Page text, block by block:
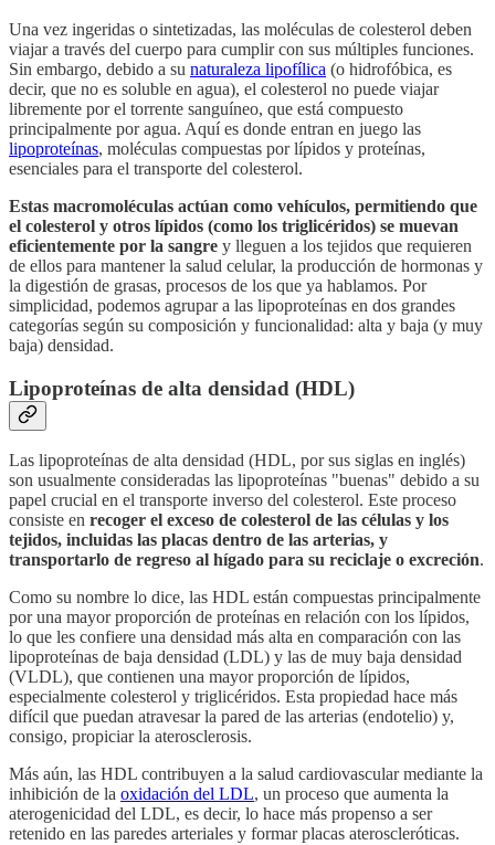
Una vez ingeridas o sintetizadas, las moléculas de colesterol deben
viajar a través del cuerpo para cumplir con sus múltiples funciones.
Sin embargo, debido a su naturaleza lipofílica (o hidrofóbica, es
decir, que no es soluble en agua), el colesterol no puede viajar
libremente por el torrente sanguíneo, que está compuesto
principalmente por agua. Aquí es donde entran en juego las
lipoproteínas, moléculas compuestas por lípidos y proteínas,
esenciales para el transporte del colesterol.
Estas macromoléculas actúan como vehículos, permitiendo que
el colesterol y otros lípidos (como los triglicéridos) se muevan
eficientemente por la sangre y lleguen a los tejidos que requieren
de ellos para mantener la salud celular, la producción de hormonas y
la digestión de grasas, procesos de los que ya hablamos. Por
simplicidad, podemos agrupar a las lipoproteínas en dos grandes
categorías según su composición y funcionalidad: alta y baja (y muy
baja) densidad.
Lipoproteínas de alta densidad (HDL)
Las lipoproteínas de alta densidad (HDL, por sus siglas en inglés)
son usualmente consideradas las lipoproteínas "buenas" debido a su
papel crucial en el transporte inverso del colesterol. Este proceso
consiste en recoger el exceso de colesterol de las células y los
tejidos, incluidas las placas dentro de las arterias, y
transportarlo de regreso al hígado para su reciclaje o excreción.
Como su nombre lo dice, las HDL están compuestas principalmente
por una mayor proporción de proteínas en relación con los lípidos,
lo que les confiere una densidad más alta en comparación con las
lipoproteínas de baja densidad (LDL) y las de muy baja densidad
(VLDL), que contienen una mayor proporción de lípidos,
especialmente colesterol y triglicéridos. Esta propiedad hace más
difícil que puedan atravesar la pared de las arterias (endotelio) y,
consigo, propiciar la aterosclerosis.
Más aún, las HDL contribuyen a la salud cardiovascular mediante la
inhibición de la oxidación del LDL, un proceso que aumenta la
aterogenicidad del LDL, es decir, lo hace más propenso a ser
retenido en las paredes arteriales y formar placas ateroscleróticas.